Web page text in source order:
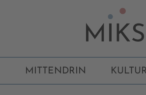
MITTENDRIN